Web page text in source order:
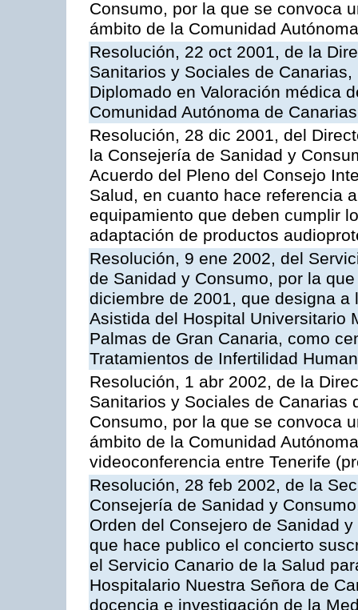
Consumo, por la que se convoca
ámbito de la Comunidad
Resolución, 22 oct 2001, de la
Sanitarios y Sociales de
Diplomado en Valoración médica
Comunidad Autónoma de
Resolución, 28 dic 2001, del
la Consejería de Sanidad y
Acuerdo del Pleno del Consejo
Salud, en cuanto hace referencia
equipamiento que deben cumplir
adaptación de productos
Resolución, 9 ene 2002, del
de Sanidad y Consumo, por la
diciembre de 2001, que designa
Asistida del Hospital Universitario
Palmas de Gran Canaria, como
Tratamientos de Infertilidad
Resolución, 1 abr 2002, de la
Sanitarios y Sociales de Canarias
Consumo, por la que se convoca
ámbito de la Comunidad
videoconferencia entre Tenerife
Resolución, 28 feb 2002, de la
Consejería de Sanidad y
Orden del Consejero de Sanidad
que hace publico el concierto
el Servicio Canario de la Salud
Hospitalario Nuestra Señora de
docencia e investigación de la